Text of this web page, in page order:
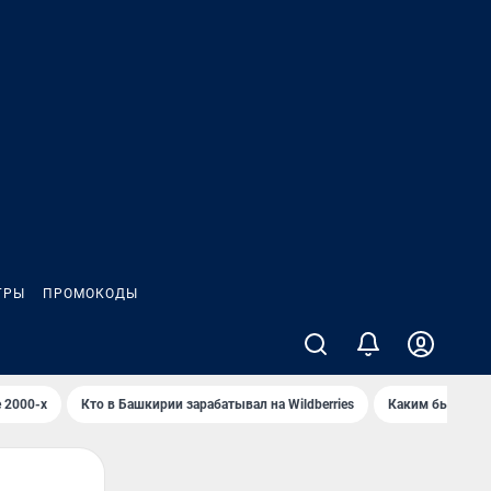
ПРОМОКОДЫ
2000-х Кто в Башкирии зарабатывал на Wildberries Каким было